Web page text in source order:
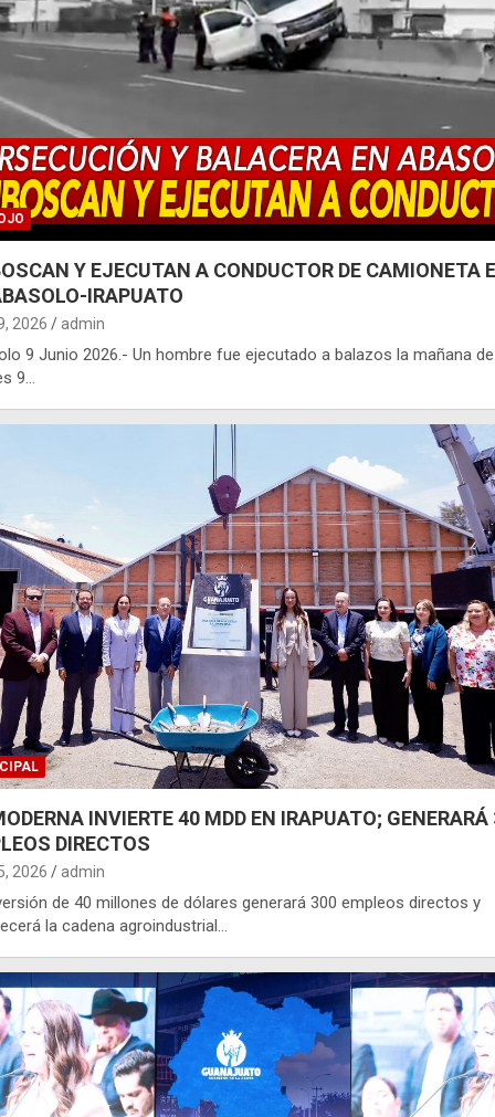
Y EJECUTAN A CONDUCTOR DE CAMIONETA
IRAPUATO
2026 admin
9 Junio 2026.- Un hombre fue ejecutado a balazos la mañana
9…
INVIERTE 40 MDD EN IRAPUATO; GENERARÁ
DIRECTOS
2026 admin
de 40 millones de dólares generará 300 empleos directos y
la cadena agroindustrial…